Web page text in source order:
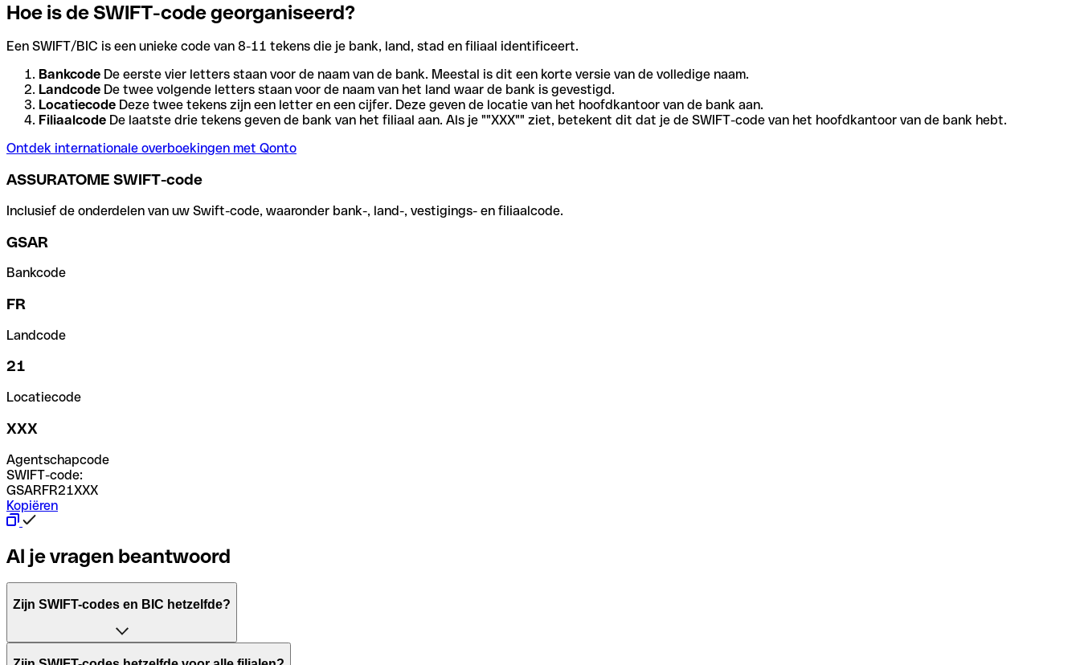
Hoe is de SWIFT-code georganiseerd?
Een SWIFT/BIC is een unieke code van 8-11 tekens die je bank, land, stad en filiaal identificeert.
Bankcode De eerste vier letters staan voor de naam van de bank. Meestal is dit een korte versie van de volledige naam.
Landcode De twee volgende letters staan voor de naam van het land waar de bank is gevestigd.
Locatiecode Deze twee tekens zijn een letter en een cijfer. Deze geven de locatie van het hoofdkantoor van de bank aan.
Filiaalcode De laatste drie tekens geven de bank van het filiaal aan. Als je ""XXX"" ziet, betekent dit dat je de SWIFT-code van het hoofdkantoor van de bank hebt.
Ontdek internationale overboekingen met Qonto
ASSURATOME SWIFT-code
Inclusief de onderdelen van uw Swift-code, waaronder bank-, land-, vestigings- en filiaalcode.
GSAR
Bankcode
FR
Landcode
21
Locatiecode
XXX
Agentschapcode
SWIFT-code:
GSARFR21XXX
Kopiëren
Al je vragen beantwoord
Zijn SWIFT-codes en BIC hetzelfde?